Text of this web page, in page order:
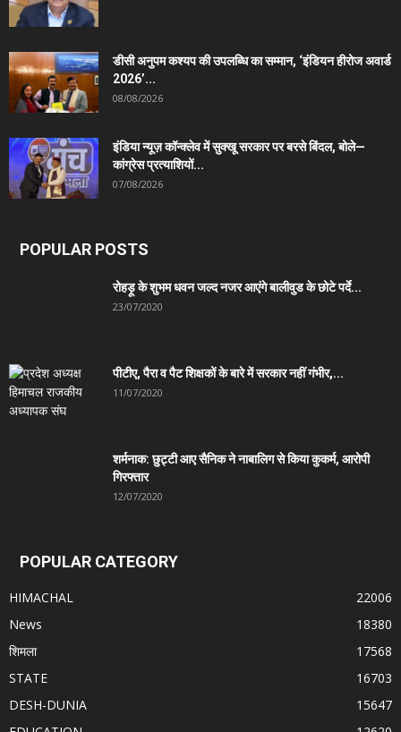
डीसी अनुपम कश्यप की उपलब्धि का सम्मान, ‘इंडियन हीरोज अवार्ड
2026’...
08/08/2026
इंडिया न्यूज़ कॉन्क्लेव में सुक्खू सरकार पर बरसे बिंदल, बोले—
कांग्रेस प्रत्याशियों...
07/08/2026
POPULAR POSTS
रोहड़ू के शुभम धवन जल्द नजर आएंगे बालीवुड के छोटे पर्दे...
23/07/2020
पीटीए, पैरा व पैट शिक्षकों के बारे में सरकार नहीं गंभीर,...
11/07/2020
शर्मनाक: छुट्टी आए सैनिक ने नाबालिग से किया कुकर्म, आरोपी
गिरफ्तार
12/07/2020
POPULAR CATEGORY
HIMACHAL
22006
News
18380
शिमला
17568
STATE
16703
DESH-DUNIA
15647